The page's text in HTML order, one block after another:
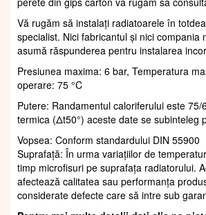
Vă rugăm să instalați radiatoarele în
specialist. Nici fabricantul și nici compania
asumă răspunderea pentru instalarea
Presiunea maxima: 6 bar, Temperatura
operare: 75 °C
Putere: Randamentul caloriferului este
termica (Δt50°) aceste date se subinteleg
Vopsea: Conform standardului DIN 55900
Suprafaţă: În urma variațiilor de
timp microfisuri pe suprafața radiatorului.
afectează calitatea sau performanța
considerate defecte care să intre sub